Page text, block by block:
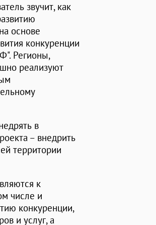
звучит, как
основе
конкуренции
Регионы,
реализуют
в
– внедрить
территории
к
числе и
конкуренции,
и услуг, а